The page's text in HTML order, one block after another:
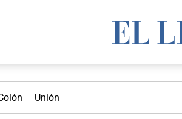
Unión